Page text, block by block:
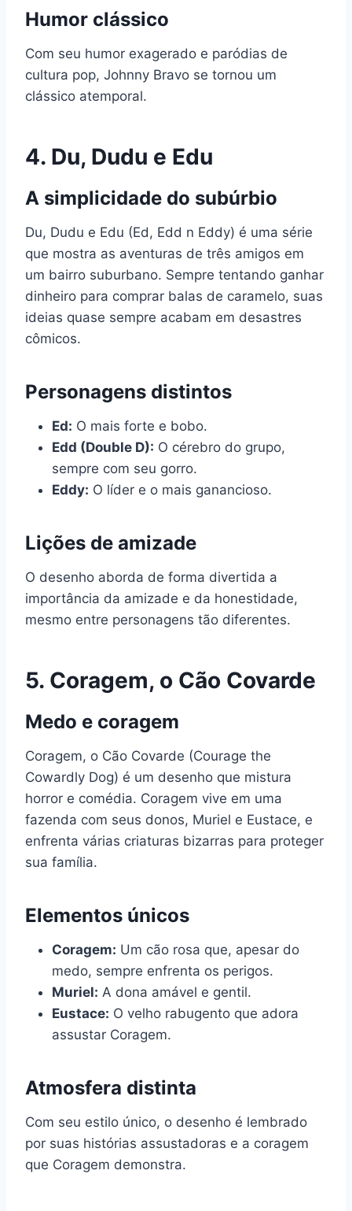
Humor clássico
Com seu humor exagerado e paródias de
cultura pop, Johnny Bravo se tornou um
clássico atemporal.
4. Du, Dudu e Edu
A simplicidade do subúrbio
Du, Dudu e Edu (Ed, Edd n Eddy) é uma série
que mostra as aventuras de três amigos em
um bairro suburbano. Sempre tentando ganhar
dinheiro para comprar balas de caramelo, suas
ideias quase sempre acabam em desastres
cômicos.
Personagens distintos
Ed: O mais forte e bobo.
Edd (Double D): O cérebro do grupo,
sempre com seu gorro.
Eddy: O líder e o mais ganancioso.
Lições de amizade
O desenho aborda de forma divertida a
importância da amizade e da honestidade,
mesmo entre personagens tão diferentes.
5. Coragem, o Cão Covarde
Medo e coragem
Coragem, o Cão Covarde (Courage the
Cowardly Dog) é um desenho que mistura
horror e comédia. Coragem vive em uma
fazenda com seus donos, Muriel e Eustace, e
enfrenta várias criaturas bizarras para proteger
sua família.
Elementos únicos
Coragem: Um cão rosa que, apesar do
medo, sempre enfrenta os perigos.
Muriel: A dona amável e gentil.
Eustace: O velho rabugento que adora
assustar Coragem.
Atmosfera distinta
Com seu estilo único, o desenho é lembrado
por suas histórias assustadoras e a coragem
que Coragem demonstra.